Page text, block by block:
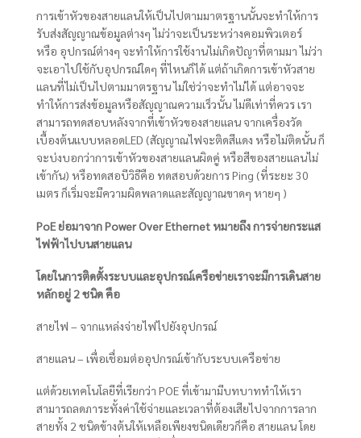
การเข้าหัวของสายแลนให้เป็นไปตามมาตรฐานนั้นจะทำให้การ
รับส่งสัญญาณข้อมูลต่างๆ ไม่ว่าจะเป็นระหว่างคอมพิวเตอร์
หรือ อุปกรณ์ต่างๆ จะทำให้การใช้งานไม่เกิดปัญาที่ตามมา ไม่ว่า
จะเอาไปใช้กับอุปกรณ์ใดๆ ที่ไหนก็ได้ แต่ถ้าเกิดการเข้าหัวสาย
แลนที่ไม่เป็นไปตามมาตรฐาน ไม่ใช่ว่าจะทำไม่ได้ แต่อาจจะ
ทำให้การส่งข้อมูลหรือสัญญาณความเร็วนั้น ไม่ดีเท่าที่ควร เรา
สามารถทดสอบหลังจากที่เข้าหัวของสายแลน จากเครื่องวัด
เบื้องต้นแบบหลอดLED (สัญญาณไฟจะติดสีแดง หรือไม่ติดนั้น ก็
จะบ่งบอกว่าการเข้าหัวของสายแลนผิดคู่ หรือสีของสายแลนไม่
เข้ากัน) หรือทดสอบีวิธีคือ ทดสอบด้วยการ Ping (ที่ระยะ 30
เมตร ก็เริ่มจะมีความผิดพลาดและสัญญาณขาดๆ หายๆ )
PoE ย่อมาจาก Power Over Ethernet หมายถึง การจ่ายกระแส
ไฟฟ้าไปบนสายแลน
โดยในการติดตั้งระบบและอุปกรณ์เครือข่ายเราจะมีการเดินสาย
หลักอยู่ 2 ชนิด คือ
สายไฟ – จากแหล่งจ่ายไฟไปยังอุปกรณ์
สายแลน – เพื่อเชื่อมต่ออุปกรณ์เข้ากับระบบเครือข่าย
แต่ด้วยเทคโนโลยีที่เรียกว่า POE ที่เข้ามามีบทบาททำให้เรา
สามารถลดภาระทั้งค่าใช้จ่ายและเวลาที่ต้องเสียไปจากการลาก
สายทั้ง 2 ชนิดข้างต้นให้เหลือเพียงชนิดเดียวก็คือ สายแลน โดย